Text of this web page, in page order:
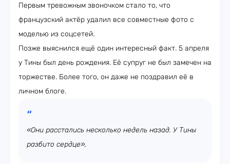
Первым тревожным звоночком стало то, что
французский актёр удалил все совместные фото с
моделью из соцсетей.
Позже выяснился ещё один интересный факт. 5 апреля
у Тины был день рождения. Её супруг не был замечен на
торжестве. Более того, он даже не поздравил её в
личном блоге.
«Они расстались несколько недель назад. У Тины
разбито сердце»,